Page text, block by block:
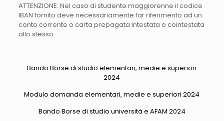
ATTENZIONE: Nel caso di studente maggiorenne il codice
IBAN fornito deve necessariamente far riferimento ad un
conto corrente o carta prepagata intestata o cointestata
allo stesso.
Bando Borse di studio elementari, medie e superiori
2024
Modulo domanda elementari, medie e superiori 2024
Bando Borse di studio università e AFAM 2024